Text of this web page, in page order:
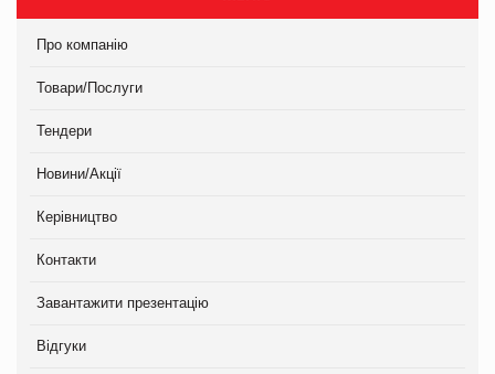
Про компанію
Товари/Послуги
Тендери
Новини/Акції
Керівництво
Контакти
Завантажити презентацію
Відгуки